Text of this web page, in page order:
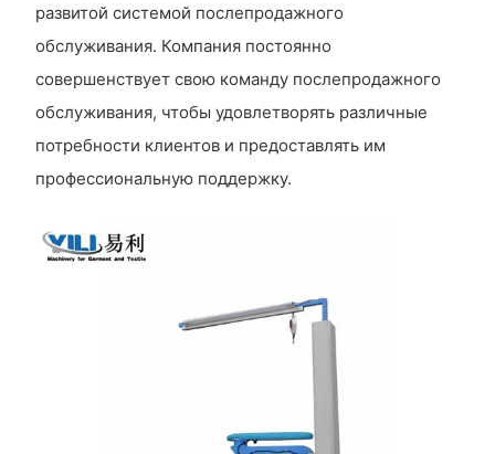
развитой системой послепродажного
обслуживания. Компания постоянно
совершенствует свою команду послепродажного
обслуживания, чтобы удовлетворять различные
потребности клиентов и предоставлять им
профессиональную поддержку.